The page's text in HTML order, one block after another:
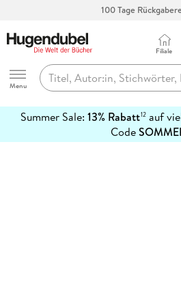
100 Tage
Hugendubel
Menu
Filiale
Summer Sale: 13% Rabatt12auf
Code
erfahren